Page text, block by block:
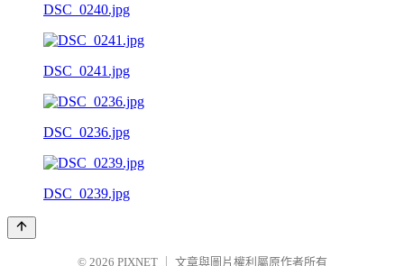
DSC_0240.jpg
DSC_0241.jpg
DSC_0236.jpg
DSC_0239.jpg
© 2026 PIXNET 文章與圖片權利屬原作者所有